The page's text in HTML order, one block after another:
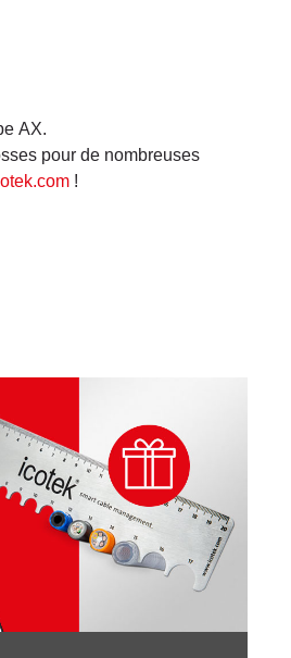
AX.
pour de nombreuses
!